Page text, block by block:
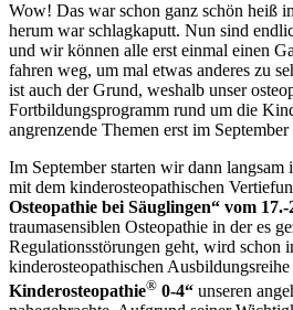
Wow! Das war schon ganz schön heiß
herum war schlagkaputt. Nun sind
und wir können alle erst einmal einen
fahren weg, um mal etwas anderes zu
ist auch der Grund, weshalb unser
Fortbildungsprogramm rund um die
angrenzende Themen erst im
Im September starten wir dann
mit dem kinderosteopathischen
Osteopathie bei Säuglingen“ vom 17.-
traumasensiblen Osteopathie in der es
Regulationsstörungen geht, wird schon
kinderosteopathischen Ausbildungsreihe
Kinderosteopathie® 0-4“ unseren